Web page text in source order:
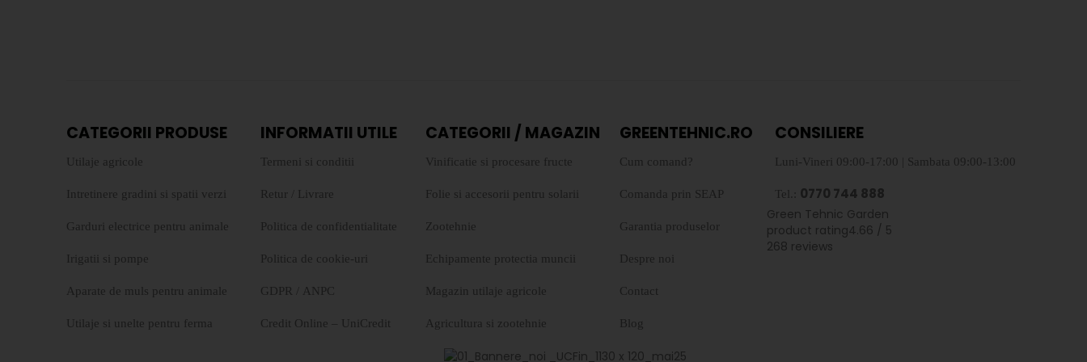
CATEGORII PRODUSE
Utilaje agricole
Intretinere gradini si spatii verzi
Garduri electrice pentru animale
Irigatii si pompe
Aparate de muls pentru animale
Utilaje si unelte pentru ferma
INFORMATII UTILE
Termeni si conditii
Retur Livrare
Politica de confidentialitate
Politica de cookie-uri
GDPR ANPC
Credit Online – UniCredit
CATEGORII / MAGAZIN
Vinificatie si procesare fructe
Folie si accesorii pentru solarii
Zootehnie
Echipamente protectia muncii
Magazin utilaje agricole
Agricultura si zootehnie
GREENTEHNIC.RO
Cum comand?
Comanda prin SEAP
Garantia produselor
Despre noi
Contact
Blog
CONSILIERE
Luni-Vineri 09:00-17:00 | Sambata 09:00-13:00
Tel.: 0770 744 888
Green Tehnic Garden
product rating4.66 / 5
268 reviews